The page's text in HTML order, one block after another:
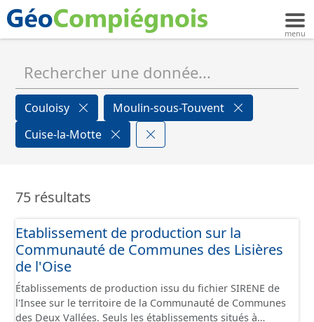
Couloisy
Moulin-sous-Touvent
Cuise-la-Motte
75 résultats
Etablissement de production sur la
Communauté de Communes des Lisières
de l'Oise
Établissements de production issu du fichier SIRENE de
l'Insee sur le territoire de la Communauté de Communes
des Deux Vallées. Seuls les établissements situés à